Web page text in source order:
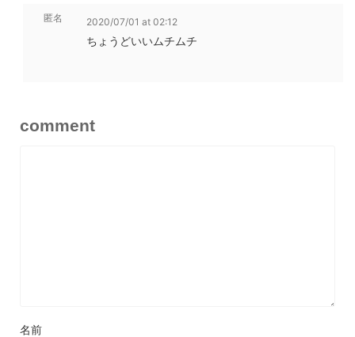
匿名 2020/07/01 at 02:12
ちょうどいいムチムチ
comment
名前